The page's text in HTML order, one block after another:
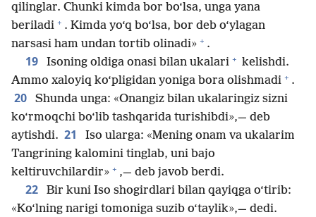
qilinglar. Chunki kimda bor bo‘lsa, unga yana
beriladi + . Kimda yo‘q bo‘lsa, bor deb o‘ylagan
narsasi ham undan tortib olinadi» + .
19 Isoning oldiga onasi bilan ukalari + kelishdi.
Ammo xaloyiq ko‘pligidan yoniga bora olishmadi + .
20
Shunda unga: «Onangiz bilan ukalaringiz sizni
ko‘rmoqchi bo‘lib tashqarida turishibdi»,— deb
aytishdi. 21
Iso ularga: «Mening onam va ukalarim
Tangrining kalomini tinglab, uni bajo
keltiruvchilardir» + ,— deb javob berdi.
22
Bir kuni Iso shogirdlari bilan qayiqga o‘tirib:
«Ko‘lning narigi tomoniga suzib o‘taylik»,— dedi.